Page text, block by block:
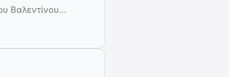
Βαλεντίνου…